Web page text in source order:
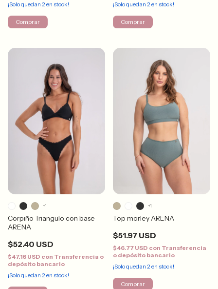
¡Solo quedan 2en stock!
Comprar
¡Solo quedan 2en stock!
Comprar
Corpiño Triangulo con base
ARENA
$52.40 USD
$47.16 USD con Transferencia o
depósito bancario
¡Solo quedan 2en stock!
+1
Top morley ARENA
$51.97 USD
$46.77 USD con Transferencia
o depósito bancario
¡Solo quedan 2en stock!
+1
Comprar